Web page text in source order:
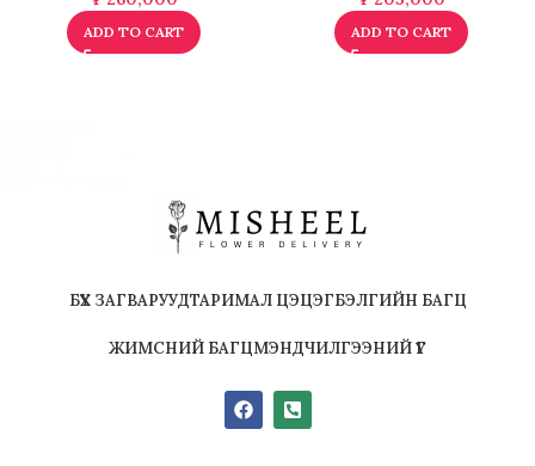
ADD TO CART ADD TO CART
БҮХ ЗАГВАРУУДТАРИМАЛ ЦЭЦЭГБЭЛГИЙН БАГЦ
ЖИМСНИЙ БАГЦМЭНДЧИЛГЭЭНИЙ ҮГ